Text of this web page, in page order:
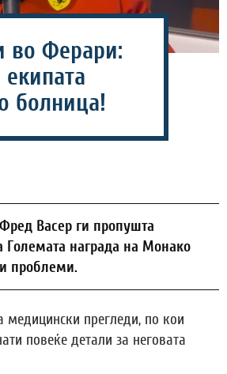
во Ферари:
болница!
Васер ги пропушта
Големата награда на Монако
проблеми.
прегледи, по кои
повеќе детали за неговата